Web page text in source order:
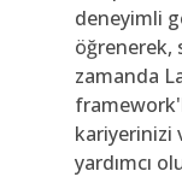
deneyimli
öğrenerek,
zamanda
kariyerinizi
yardımcı